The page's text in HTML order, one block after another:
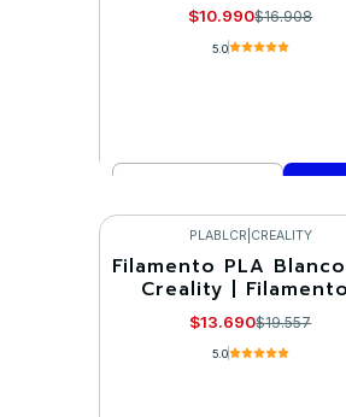
$10.990$16.908
5.0
Comprar ahora
-30%
PLABLCR CREALITY
Filamento PLA
Creality |
$13.690$19.557
5.0